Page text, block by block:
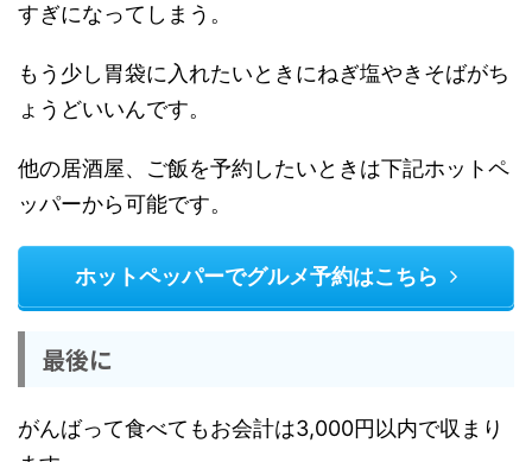
すぎになってしまう。
もう少し胃袋に入れたいときにねぎ塩やきそばがち
ょうどいいんです。
他の居酒屋、ご飯を予約したいときは下記ホットペ
ッパーから可能です。
ホットペッパーでグルメ予約はこちら
最後に
がんばって食べてもお会計は3,000円以内で収まり